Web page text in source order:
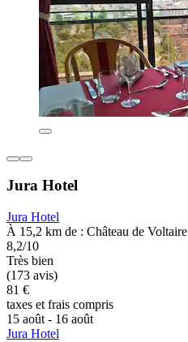
Jura Hotel
Jura Hotel
À 15,2 km de : Château de Voltaire
8,2/10
Très bien
(173 avis)
81 €
taxes et frais compris
15 août - 16 août
Jura Hotel